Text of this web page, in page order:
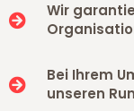
Wir
Bei Ihrem
unseren